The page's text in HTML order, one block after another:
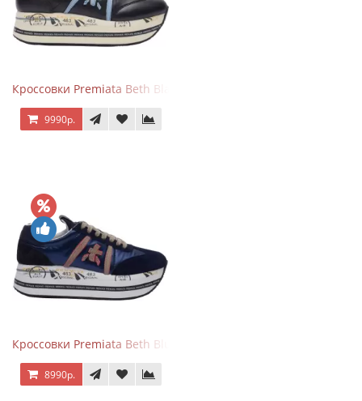
Кроссовки Premiata Beth Black Blue
9990р.
Кроссовки Premiata Beth Blue White
8990р.